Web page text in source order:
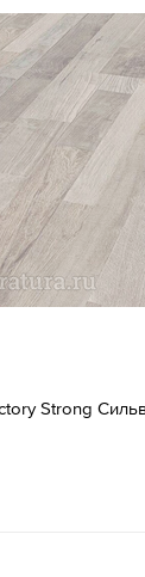
Strong